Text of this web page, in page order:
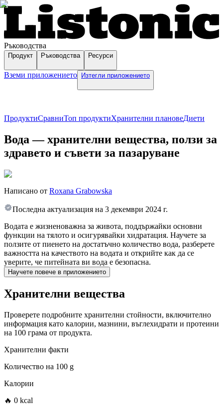
Ръководства
Продукт Ръководства Ресурси
Вземи приложението Изтегли приложението
ПродуктиСравниТоп продуктиХранителни плановеДиети
Вода — хранителни вещества, ползи за
здравето и съвети за пазаруване
Написано от Roxana Grabowska
Последна актуализация на 3 декември 2024 г.
Водата е жизненоважна за живота, поддържайки основни
функции на тялото и осигурявайки хидратация. Научете за
ползите от пиенето на достатъчно количество вода, разберете
важността на качеството на водата и открийте как да се
уверите, че питейната ви вода е безопасна.
Научете повече в приложението
Хранителни вещества
Проверете подробните хранителни стойности, включително
информация като калории, мазнини, въглехидрати и протеини
на 100 грама от продукта.
Хранителни факти
Количество на 100 g
Калории
🔥 0 kcal